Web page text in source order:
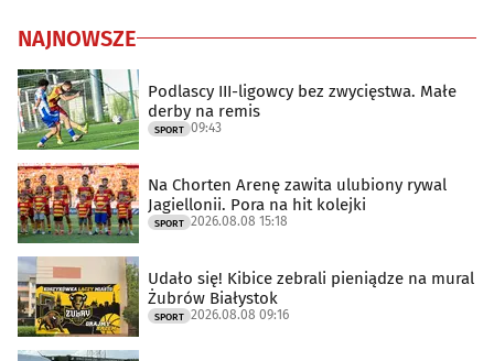
NAJNOWSZE
Podlascy III-ligowcy bez zwycięstwa. Małe
derby na remis
SPORT 09:43
Na Chorten Arenę zawita ulubiony rywal
Jagiellonii. Pora na hit kolejki
SPORT 2026.08.08 15:18
Udało się! Kibice zebrali pieniądze na mural
Żubrów Białystok
SPORT 2026.08.08 09:16